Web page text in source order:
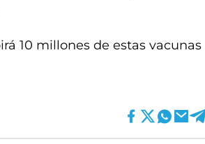
10 millones de estas vacunas